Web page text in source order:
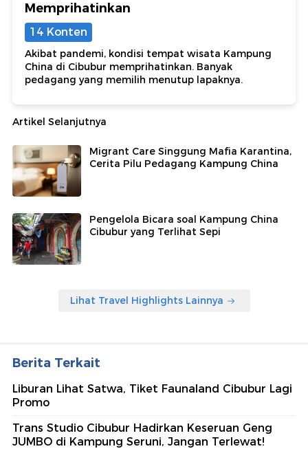
Memprihatinkan
14 Konten
Akibat pandemi, kondisi tempat wisata Kampung
China di Cibubur memprihatinkan. Banyak
pedagang yang memilih menutup lapaknya.
Artikel Selanjutnya
Migrant Care Singgung Mafia Karantina,
Cerita Pilu Pedagang Kampung China
Pengelola Bicara soal Kampung China
Cibubur yang Terlihat Sepi
Lihat Travel Highlights Lainnya
Berita Terkait
Liburan Lihat Satwa, Tiket Faunaland Cibubur Lagi
Promo
Trans Studio Cibubur Hadirkan Keseruan Geng
JUMBO di Kampung Seruni, Jangan Terlewat!